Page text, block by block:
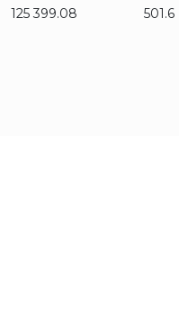
125 399.08 501.6